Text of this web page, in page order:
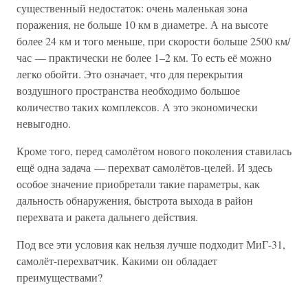
существенный недостаток: очень маленькая зона
поражения, не больше 10 км в диаметре. А на высоте
более 24 км и того меньше, при скорости больше 2500 км/
час — практически не более 1–2 км. То есть её можно
легко обойти. Это означает, что для перекрытия
воздушного пространства необходимо большое
количество таких комплексов. А это экономически
невыгодно.
Кроме того, перед самолётом нового поколения ставилась
ещё одна задача — перехват самолётов-целей. И здесь
особое значение приобретали такие параметры, как
дальность обнаружения, быстрота выхода в район
перехвата и ракета дальнего действия.
Под все эти условия как нельзя лучше подходит МиГ-31,
самолёт-перехватчик. Какими он обладает
преимуществами?